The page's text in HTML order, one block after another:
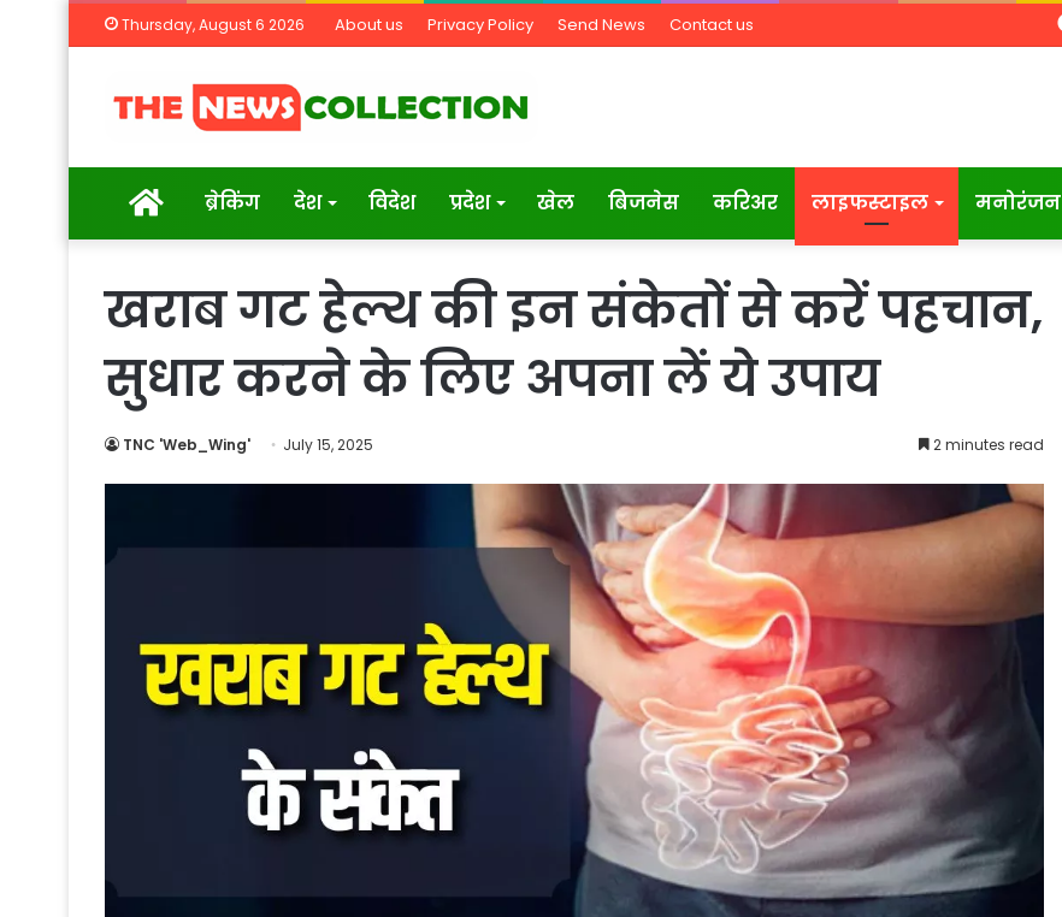
Thursday, August 6 2026 About us Privacy Policy Send News Contact us
Homeब्रेकिंग देश विदेश प्रदेश खेल बिजनेस करिअर लाइफस्टाइल मनोरंजन
खराब गट हेल्थ की इन संकेतों से करें पहचान,
सुधार करने के लिए अपना लें ये उपाय
TNC 'Web_Wing' July 15, 2025 2 minutes read